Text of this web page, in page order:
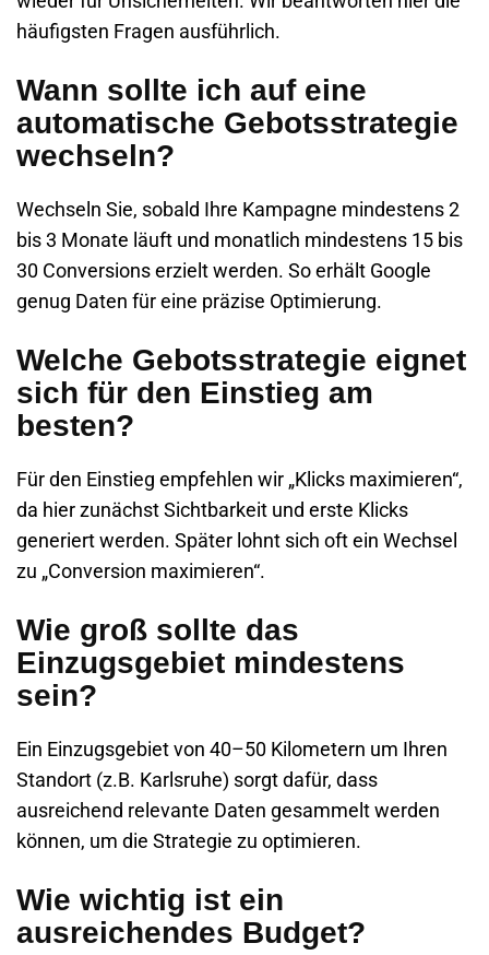
häufigsten Fragen ausführlich.
Wann sollte ich auf eine
automatische Gebotsstrategie
wechseln?
Wechseln Sie, sobald Ihre Kampagne mindestens 2
bis 3 Monate läuft und monatlich mindestens 15 bis
30 Conversions erzielt werden. So erhält Google
genug Daten für eine präzise Optimierung.
Welche Gebotsstrategie eignet
sich für den Einstieg am
besten?
Für den Einstieg empfehlen wir „Klicks maximieren“,
da hier zunächst Sichtbarkeit und erste Klicks
generiert werden. Später lohnt sich oft ein Wechsel
zu „Conversion maximieren“.
Wie groß sollte das
Einzugsgebiet mindestens
sein?
Ein Einzugsgebiet von 40–50 Kilometern um Ihren
Standort (z.B. Karlsruhe) sorgt dafür, dass
ausreichend relevante Daten gesammelt werden
können, um die Strategie zu optimieren.
Wie wichtig ist ein
ausreichendes Budget?